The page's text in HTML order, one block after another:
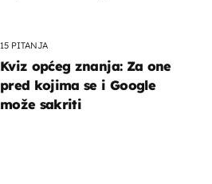
15 PITANJA
Kviz općeg znanja: Za one
pred kojima se i Google
može sakriti